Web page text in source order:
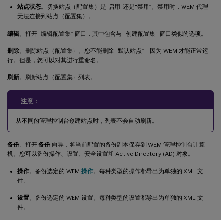
站点状态。切换站点（配置集）是“启用”还是“禁用”。禁用时，WEM 代理
无法连接到站点（配置集）。
编辑。打开 “编辑配置集” 窗口，其中包含与 “创建配置集” 窗口类似的选项。
删除。删除站点（配置集）。您不能删除 “默认站点”，因为 WEM 才能正常运
行。但是，您可以对其进行重命名。
刷新。刷新站点（配置集）列表。
注意：
从不同的管理控制台创建站点时，列表不会自动刷新。
备份。打开 备份 向导，将当前配置的备份副本保存到 WEM 管理控制台计算
机。您可以备份操作、设置、安全设置和 Active Directory (AD) 对象。
操作。备份选定的 WEM 操作。每种类型的操作都导出为单独的 XML 文
件。
设置。备份选定的 WEM 设置。每种类型的设置都导出为单独的 XML 文
件。